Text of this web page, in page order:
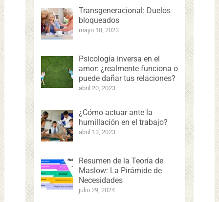
Transgeneracional: Duelos
bloqueados
mayo 18, 2023
Psicología inversa en el
amor: ¿realmente funciona o
puede dañar tus relaciones?
abril 20, 2023
¿Cómo actuar ante la
humillación en el trabajo?
abril 13, 2023
Resumen de la Teoría de
Maslow: La Pirámide de
Necesidades
julio 29, 2024